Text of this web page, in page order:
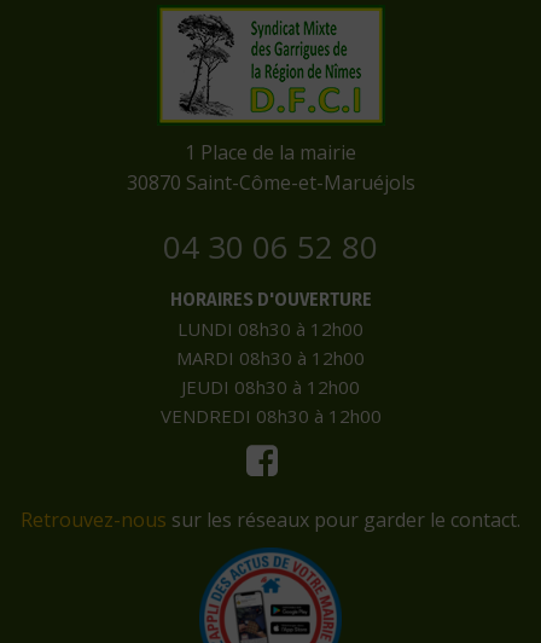
​1 Place de la mairie
​30870 Saint-Côme-et-Maruéjols
04 30 06 52 80
HORAIRES D'OUVERTURE
LUNDI 08h30 à 12h00
MARDI 08h30 à 12h00
JEUDI 08h30 à 12h00
VENDREDI 08h30 à 12h00
Retrouvez-nous sur les réseaux pour garder le contact.